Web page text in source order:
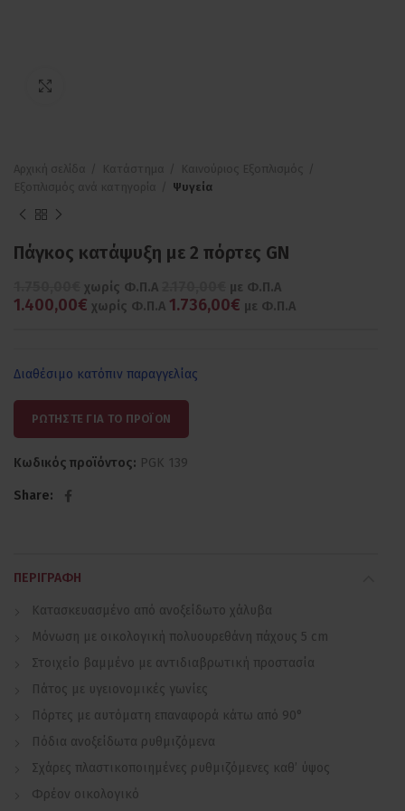
Ψυγεία
Πάγκος κατάψυξη με 2 πόρτες GN
χωρίς Φ.Π.Α με Φ.Π.Α
1.400,00€ χωρίς Φ.Π.Α 1.736,00€ με Φ.Π.Α
Διαθέσιμο κατόπιν παραγγελίας
ΡΩΤΗΣΤΕ ΓΙΑ ΤΟ ΠΡΟΪΟΝ
Κωδικός προϊόντος: PGK 139
Share
ΠΕΡΙΓΡΑΦΉ
Κατασκευασμένο από ανοξείδωτο χάλυβα
Μόνωση με οικολογική πολυουρεθάνη πάχους 5 cm
Στοιχείο βαμμένο με αντιδιαβρωτική προστασία
Πάτος με υγειονομικές γωνίες
Πόρτες με αυτόματη επαναφορά κάτω από 90°
Πόδια ανοξείδωτα ρυθμιζόμενα
Σχάρες πλαστικοποιημένες ρυθμιζόμενες καθ’ ύψος
Φρέον οικολογικό